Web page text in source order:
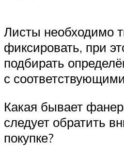
Листы необходимо
фиксировать, при
подбирать
с
Какая бывает
следует обратить
покупке?